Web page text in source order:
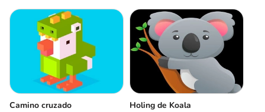
Camino cruzado Holing de Koala